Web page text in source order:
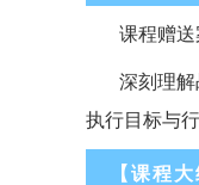
课程赠送
深刻理
执行目标与行
【课程大